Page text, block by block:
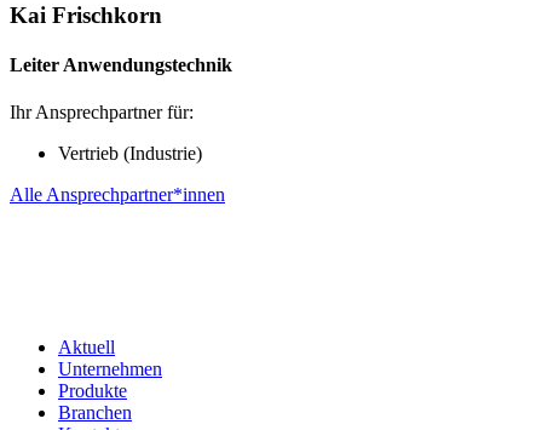
Kai Frischkorn
Leiter Anwendungstechnik
Ihr Ansprechpartner für:
Vertrieb (Industrie)
Alle Ansprechpartner*innen
Aktuell
Unternehmen
Produkte
Branchen